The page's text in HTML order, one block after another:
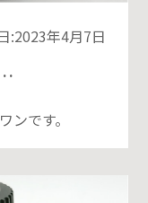
:2023年4月7日
ンです。